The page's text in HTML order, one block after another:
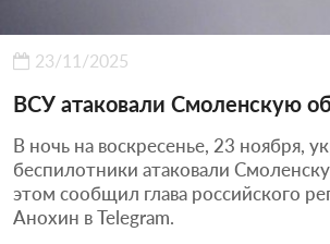
23/11/2025
ВСУ атаковали Смоленскую
В ночь на воскресенье, 23 ноября,
беспилотники атаковали
этом сообщил глава российского
Анохин в Telegram.